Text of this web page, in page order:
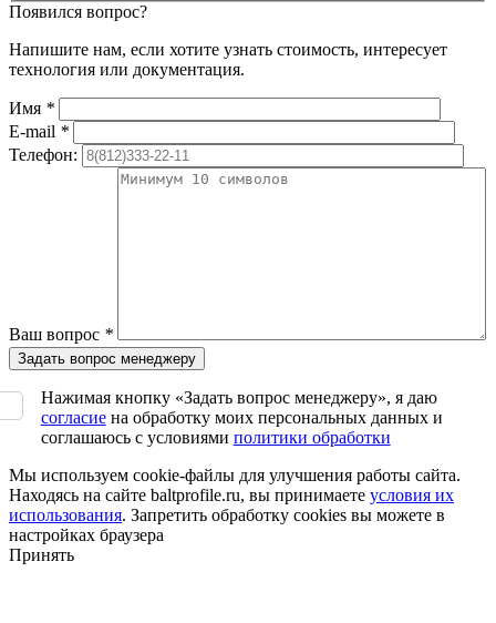
Появился вопрос?
Напишите нам, если хотите узнать стоимость, интересует
технология или документация.
Имя *
E-mail *
Телефон:
Ваш вопрос *
Нажимая кнопку «Задать вопрос менеджеру», я даю
согласиена обработку моих персональных данных и
соглашаюсь с условиями политики обработки
Мы используем cookie-файлы для улучшения работы сайта.
Находясь на сайте baltprofile.ru, вы принимаете условия их
использования. Запретить обработку cookies вы можете в
настройках браузера
Принять